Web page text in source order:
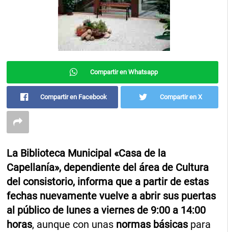
Compartir en Whatsapp
Compartir en Facebook Compartir en X
La Biblioteca Municipal «Casa de la
Capellanía», dependiente del área de Cultura
del consistorio, informa que a partir de estas
fechas nuevamente vuelve a abrir sus puertas
al público de lunes a viernes de 9:00 a 14:00
horas, aunque con unas normas básicas para